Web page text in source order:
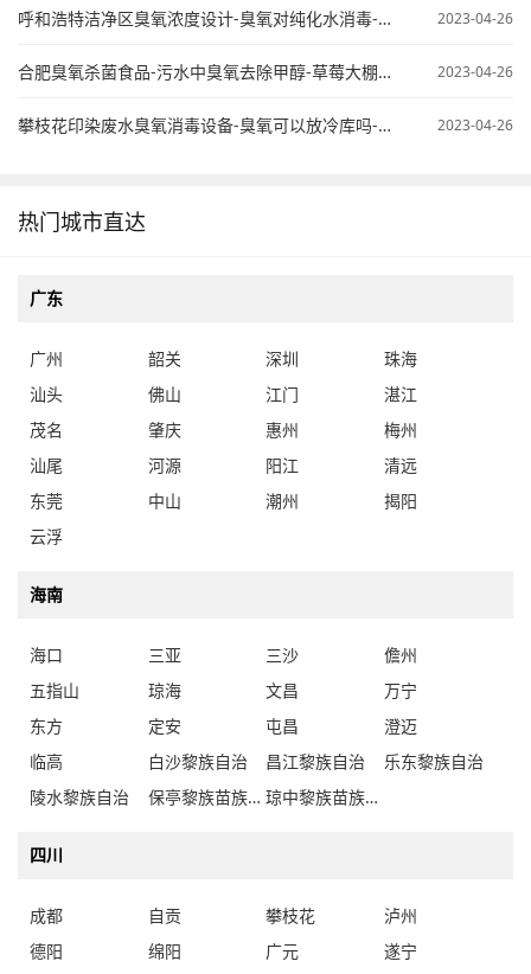
呼和浩特洁净区臭氧浓度设计-臭氧对纯化水消毒-臭氧纯水杀菌 2023-04-26
合肥臭氧杀菌食品-污水中臭氧去除甲醇-草莓大棚臭氧使用 2023-04-26
攀枝花印染废水臭氧消毒设备-臭氧可以放冷库吗-桶装水臭氧处理 2023-04-26
热门城市直达
广东
广州 韶关 深圳
珠海
汕头
佛山 江门
湛江
茂名
肇庆 惠州
梅州
汕尾
河源 阳江
清远
东莞
中山 潮州
揭阳
云浮
海南
海口 三亚 三沙
儋州
五指山
琼海 文昌
万宁
东方
定安 屯昌
澄迈
临高
白沙黎族自治 昌江黎族自治
乐东黎族自治
陵水黎族自治
保亭黎族苗族自治 琼中黎族苗族自治
四川
成都 自贡 攀枝花
泸州
德阳
绵阳 广元
遂宁